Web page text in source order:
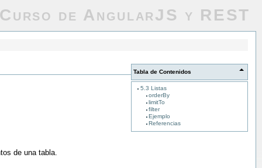
Curso de AngularJS y REST
Tabla de Contenidos
5.3 Listas
orderBy
limitTo
filter
Ejemplo
Referencias
de una tabla.